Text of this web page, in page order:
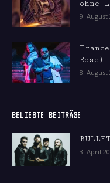
ohne
9. August
8. August
BELIEBTE BEITRÄGE
3. April